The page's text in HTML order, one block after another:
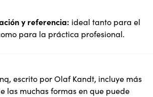
y referencia: ideal tanto para el
para la práctica profesional.
escrito por Olaf Kandt, incluye más
las muchas formas en que puede